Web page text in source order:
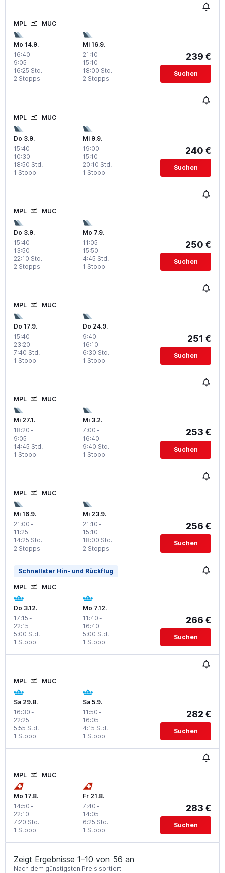
MPL MUC
Mo 14.9.
16:40 -
9:05
2 Stopps
16:25 Std.
Mi 16.9.
21:10 -
15:10
2 Stopps
18:00 Std.
239 €
Suchen
MPL MUC
Do 3.9.
15:40 -
10:30
1 Stopp
18:50 Std.
Mi 9.9.
19:00 -
15:10
1 Stopp
20:10 Std.
240 €
Suchen
MPL MUC
Do 3.9.
15:40 -
13:50
2 Stopps
22:10 Std.
Mo 7.9.
11:05 -
15:50
1 Stopp
4:45 Std.
250 €
Suchen
MPL MUC
Do 17.9.
15:40 -
23:20
1 Stopp
7:40 Std.
Do 24.9.
9:40 -
16:10
1 Stopp
6:30 Std.
251 €
Suchen
MPL MUC
Mi 27.1.
18:20 -
9:05
1 Stopp
14:45 Std.
Mi 3.2.
7:00 -
16:40
1 Stopp
9:40 Std.
253 €
Suchen
MPL MUC
Mi 16.9.
21:00 -
11:25
2 Stopps
14:25 Std.
Mi 23.9.
21:10 -
15:10
2 Stopps
18:00 Std.
256 €
Suchen
Schnellster Hin- und Rückflug
MPL MUC
Do 3.12.
17:15 -
22:15
1 Stopp
5:00 Std.
Mo 7.12.
11:40 -
16:40
1 Stopp
5:00 Std.
266 €
Suchen
MPL MUC
Sa 29.8.
16:30 -
22:25
1 Stopp
5:55 Std.
Sa 5.9.
11:50 -
16:05
1 Stopp
4:15 Std.
282 €
Suchen
MPL MUC
Mo 17.8.
14:50 -
22:10
1 Stopp
7:20 Std.
Fr 21.8.
7:40 -
14:05
1 Stopp
6:25 Std.
283 €
Suchen
Zeigt Ergebnisse 1–10 von 56 an
Nach dem günstigsten Preis sortiert